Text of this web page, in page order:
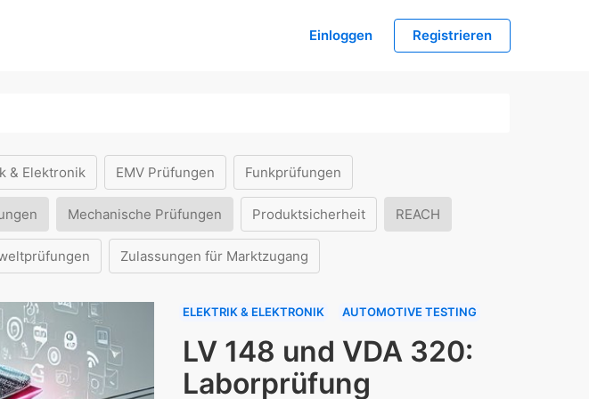
Einloggen Registrieren
& Elektronik EMV Prüfungen Funkprüfungen
Mechanische Prüfungen Produktsicherheit REACH
Zulassungen für Marktzugang
ELEKTRIK & ELEKTRONIK AUTOMOTIVE TESTING
LV 148 und VDA 320:
Laborprüfung